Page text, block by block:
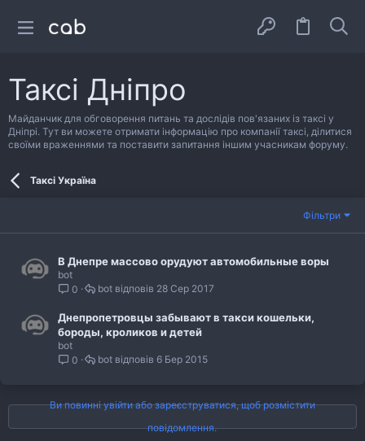
Таксі Дніпро
Майданчик для обговорення питань та дослідів пов'язаних із таксі у
Дніпрі. Тут ви можете отримати інформацію про компанії таксі, ділитися
своїми враженнями та поставити запитання іншим учасникам форуму.
Таксі Україна
Фільтри
В Днепре массово орудуют автомобильные воры
bot
0
28 Сер 2017
bot
Днепропетровцы забывают в такси кошельки,
бороды, кроликов и детей
bot
0
6 Бер 2015
bot
Ви повинні увійти або зареєструватися, щоб розмістити
повідомлення.